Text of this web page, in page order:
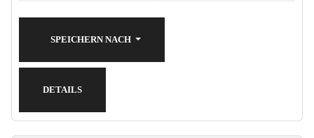
SPEICHERN NACH
DETAILS